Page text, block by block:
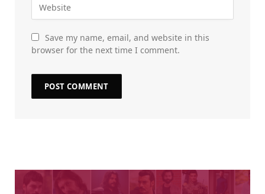
Save my name, email, and website in this
browser for the next time I comment.